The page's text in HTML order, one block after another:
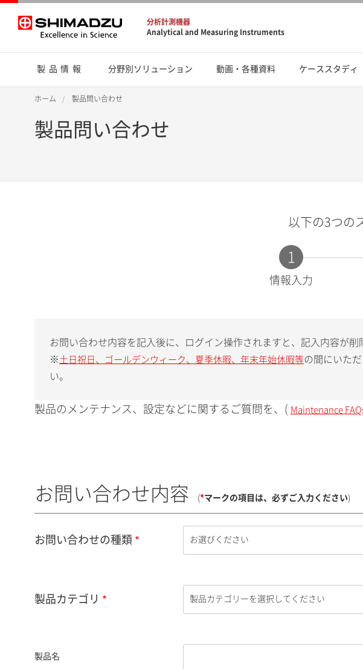
分析計測機器
Analytical and Measuring Instruments
製品情報 分野別ソリューション 動画・各種資料 ケーススタディ
ホーム 製品問い合わせ
製品問い合わせ
以下の3つの
1
現
情報入力
お問い合わせ内容を記入後に、ログイン操作されますと、記入内容が削
※ 土日祝日、ゴールデンウィーク、夏季休暇、年末年始休暇等の間にいた
い。
製品のメンテナンス、設定などに関するご質問を、( Maintenance
お問い合わせ内容 (*マークの項目は、必ずご入力ください)
お問い合わせの種類
製品カテゴリ
製品名